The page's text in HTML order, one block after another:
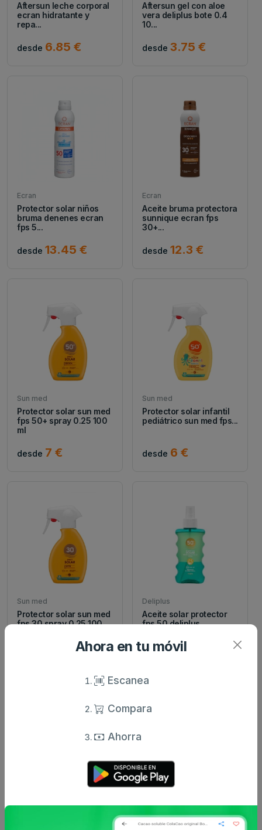
Aftersun leche corporal
ecran hidratante y
repa...
desde 6.85 €
Aftersun gel con aloe
vera deliplus bote 0.4
10...
desde 3.75 €
Ecran
Protector solar niños
bruma denenes ecran
fps 5...
desde 13.45 €
Ecran
Aceite bruma protectora
sunnique ecran fps
30+...
desde 12.3 €
Sun med
Protector solar sun med
fps 50+ spray 0.25 100
ml
desde 7 €
Sun med
Protector solar infantil
pediátrico sun med fps...
desde 6 €
Sun med
Protector solar sun med
fps 30 spray 0.25 100
Deliplus
Aceite solar protector
fps 50 deliplus
5.2 €
Deliplus Deliplus
Protector labial deliplus
fps 30
Ahora en tu móvil
Escanea
Compara
Ahorra